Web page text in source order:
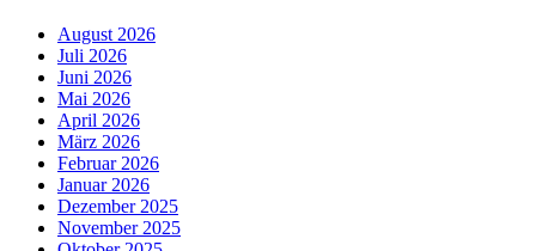
August 2026
Juli 2026
Juni 2026
Mai 2026
April 2026
März 2026
Februar 2026
Januar 2026
Dezember 2025
November 2025